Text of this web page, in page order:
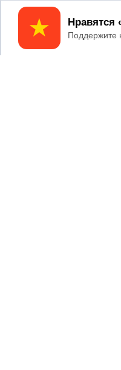
Дело
ООО «Капитал